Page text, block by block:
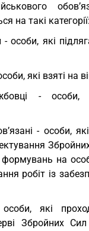
на такі категорії:
- особи, які
які взяті на
- особи,
- особи,
формувань на
робіт із
особи, які
Збройних